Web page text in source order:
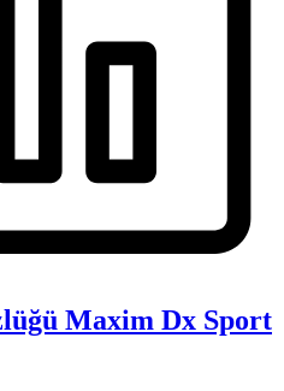
Maxim Dx Sport